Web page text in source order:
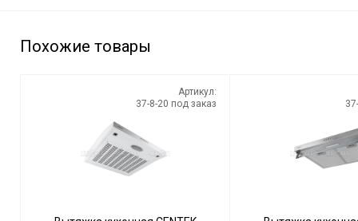
Похожие товары
Артикул:
37-8-20 под заказ